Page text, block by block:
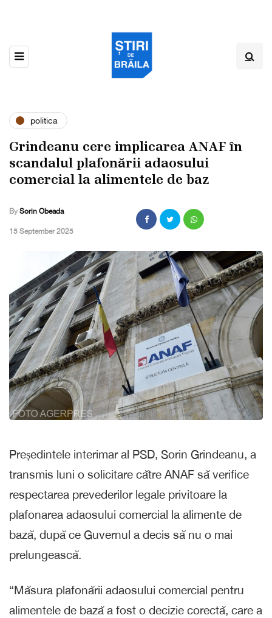
politica
Grindeanu cere implicarea ANAF în
scandalul plafonării adaosului
comercial la alimentele de baz
By Sorin Obeada
,15 September 2025
Președintele interimar al PSD, Sorin Grindeanu, a
transmis luni o solicitare către ANAF să verifice
respectarea prevederilor legale privitoare la
plafonarea adaosului comercial la alimente de
bază, după ce Guvernul a decis să nu o mai
prelungească.
“Măsura plafonării adaosului comercial pentru
alimentele de bază a fost o decizie corectă, care a